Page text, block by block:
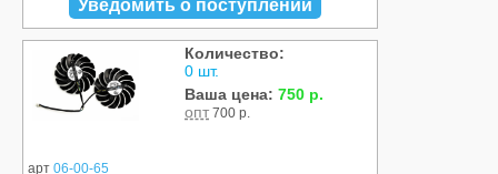
Уведомить о поступлении
арт 06-00-65
Количество:
0 шт.
Ваша цена: 750 р.
опт 700 р.